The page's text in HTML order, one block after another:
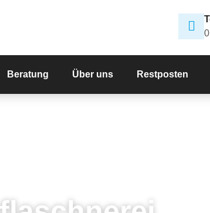
Beratung Über uns Restposten